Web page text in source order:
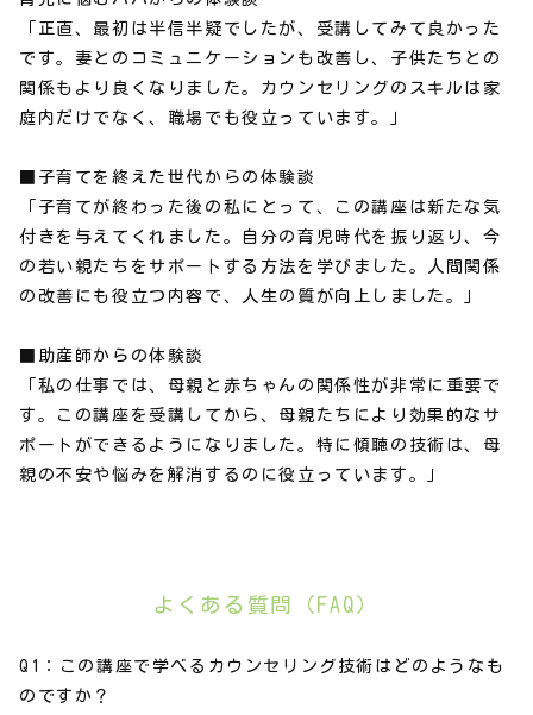
「正直、最初は半信半疑でしたが、受講してみて良かった
です。妻とのコミュニケーションも改善し、子供たちとの
関係もより良くなりました。カウンセリングのスキルは家
庭内だけでなく、職場でも役立っています。」
■子育てを終えた世代からの体験談
「子育てが終わった後の私にとって、この講座は新たな気
付きを与えてくれました。自分の育児時代を振り返り、今
の若い親たちをサポートする方法を学びました。人間関係
の改善にも役立つ内容で、人生の質が向上しました。」
■助産師からの体験談
「私の仕事では、母親と赤ちゃんの関係性が非常に重要で
す。この講座を受講してから、母親たちにより効果的なサ
ポートができるようになりました。特に傾聴の技術は、母
親の不安や悩みを解消するのに役立っています。」
よくある質問（FAQ）
Q1：この講座で学べるカウンセリング技術はどのようなも
のですか？